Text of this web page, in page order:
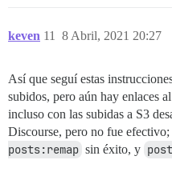
keven 8 Abril, 2021 20:27
11
Así que seguí estas
subidos, pero aún hay enlaces
incluso con las subidas a S3
Discourse, pero no fue
posts:remap sin éxito, y